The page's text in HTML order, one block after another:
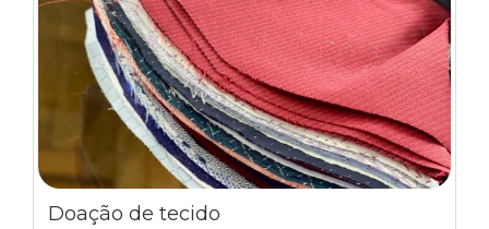
Doação de tecido